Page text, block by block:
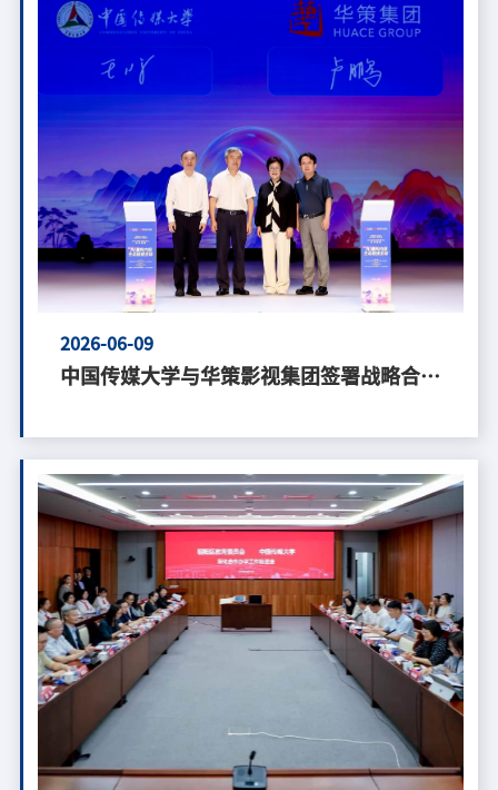
2026-06-09
中国传媒大学与华策影视集团签署战略合作